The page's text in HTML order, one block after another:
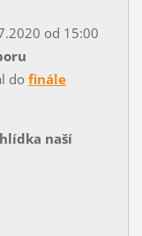
od 15:00
do finále
naší